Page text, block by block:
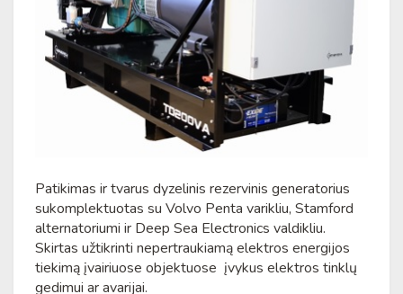
Patikimas ir tvarus dyzelinis rezervinis generatorius
sukomplektuotas su Volvo Penta varikliu, Stamford
alternatoriumi ir Deep Sea Electronics valdikliu.
Skirtas užtikrinti nepertraukiamą elektros energijos
tiekimą įvairiuose objektuose įvykus elektros tinklų
gedimui ar avarijai.